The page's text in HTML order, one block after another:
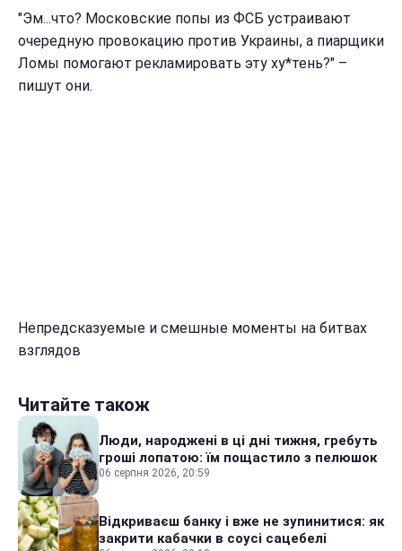
"Эм...что? Московские попы из ФСБ устраивают
очередную провокацию против Украины, а пиарщики
Ломы помогают рекламировать эту ху*тень?" –
пишут они.
Непредсказуемые и смешные моменты на битвах
взглядов
Читайте також
Люди, народжені в ці дні тижня, гребуть
гроші лопатою: їм пощастило з пелюшок
06 серпня 2026, 20:59
Відкриваєш банку і вже не зупинитися: як
закрити кабачки в соусі сацебелі